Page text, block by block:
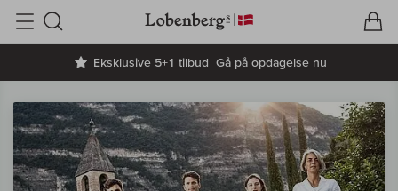
Eksklusive 5+1 tilbud Gå på opdagelse nu
Søg